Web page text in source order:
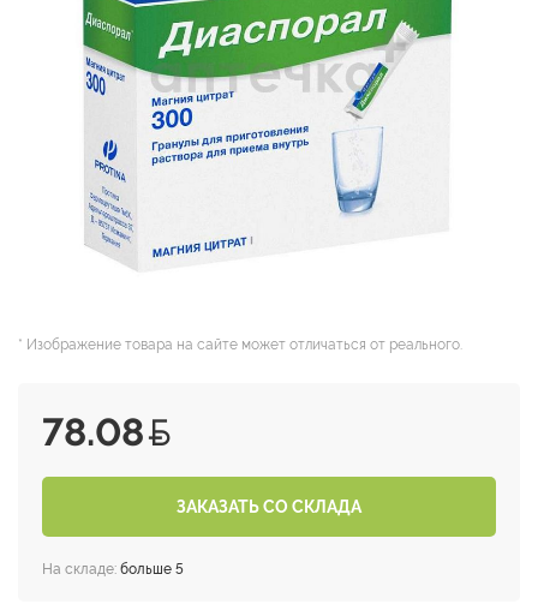
* Изображение товара на сайте может отличаться от реального.
78.08
ЗАКАЗАТЬ СО СКЛАДА
На складе: больше 5